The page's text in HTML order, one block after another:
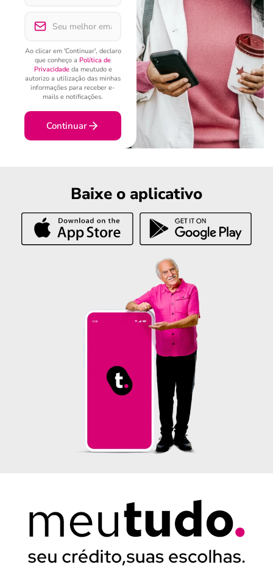
Ao clicar em 'Continuar', declaro
que conheço a Política de
Privacidadeda meutudo e
autorizo a utilização das minhas
informações para receber e-
mails e notificações.
Continuar
Baixe o aplicativo